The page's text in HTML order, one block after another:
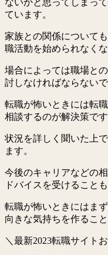
ないかと思ってしまっ
ています。
家族との関係について
職活動を始められなくな
場合によっては職場と
討しなければならないで
転職が怖いときには転
相談するのが解決策です
状況を詳しく聞いた上
ます。
今後のキャリアなどの
ドバイスを受けること
転職が怖いときにはま
向きな気持ちを作ること
＼最新2023転職サイト